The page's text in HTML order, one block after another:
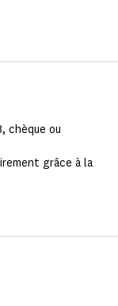
chèque ou
grâce à la